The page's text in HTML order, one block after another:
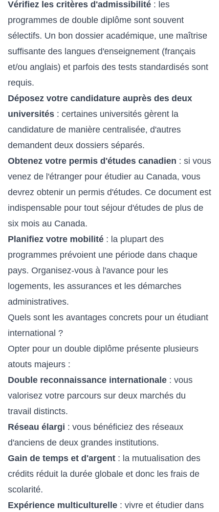
Vérifiez les critères d'admissibilité : les
programmes de double diplôme sont souvent
sélectifs. Un bon dossier académique, une maîtrise
suffisante des langues d'enseignement (français
et/ou anglais) et parfois des tests standardisés sont
requis.
Déposez votre candidature auprès des deux
universités : certaines universités gèrent la
candidature de manière centralisée, d'autres
demandent deux dossiers séparés.
Obtenez votre permis d'études canadien : si vous
venez de l'étranger pour étudier au Canada, vous
devrez obtenir un permis d'études. Ce document est
indispensable pour tout séjour d'études de plus de
six mois au Canada.
Planifiez votre mobilité : la plupart des
programmes prévoient une période dans chaque
pays. Organisez-vous à l'avance pour les
logements, les assurances et les démarches
administratives.
Quels sont les avantages concrets pour un étudiant
international ?
Opter pour un double diplôme présente plusieurs
atouts majeurs :
Double reconnaissance internationale : vous
valorisez votre parcours sur deux marchés du
travail distincts.
Réseau élargi : vous bénéficiez des réseaux
d'anciens de deux grandes institutions.
Gain de temps et d'argent : la mutualisation des
crédits réduit la durée globale et donc les frais de
scolarité.
Expérience multiculturelle : vivre et étudier dans